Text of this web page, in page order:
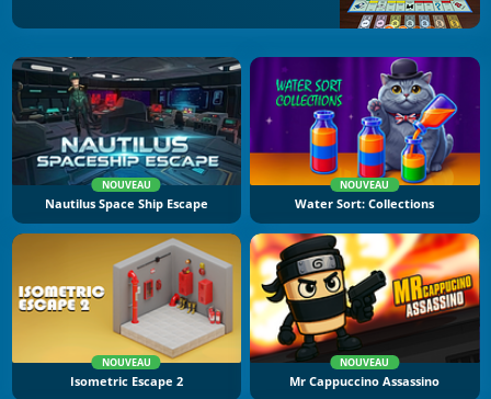
NOUVEAU
Nautilus Space Ship Escape
NOUVEAU
Water Sort: Collections
NOUVEAU
Isometric Escape 2
NOUVEAU
Mr Cappuccino Assassino